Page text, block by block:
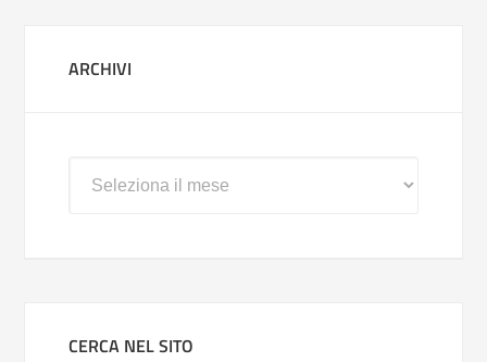
ARCHIVI
CERCA NEL SITO